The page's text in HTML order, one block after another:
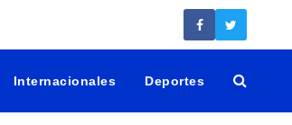
Internacionales Deportes